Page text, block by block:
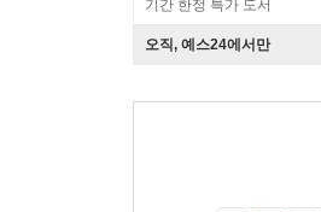
기간 한정 특가 도서
오직, 예스24에서만